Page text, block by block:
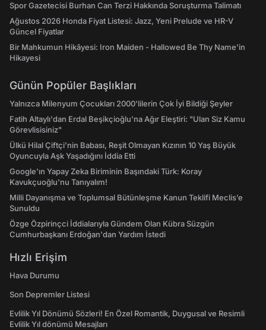
Spor Gazetecisi Burhan Can Terzi Hakkında Soruşturma Talimatı
Ağustos 2026 Honda Fiyat Listesi: Jazz, Yeni Prelude ve HR-V
Güncel Fiyatlar
Bir Mahkumun Hikâyesi: Iron Maiden - Hallowed Be Thy Name'in
Hikayesi
Günün Popüler Başlıkları
Yalnızca Milenyum Çocukları 2000'lilerin Çok İyi Bildiği Şeyler
Fatih Altaylı'dan Erdal Beşikçioğlu'na Ağır Eleştiri: "Ulan Siz Kamu
Görevlisisiniz"
Ülkü Hilal Çiftçi'nin Babası, Reşit Olmayan Kızının 10 Yaş Büyük
Oyuncuyla Aşk Yaşadığını İddia Etti
Google'ın Yapay Zeka Biriminin Başındaki Türk: Koray
Kavukçuoğlu'nu Tanıyalım!
Milli Dayanışma ve Toplumsal Bütünleşme Kanun Teklifi Meclis’e
Sunuldu
Özge Özpirinçci İddialarıyla Gündem Olan Kübra Süzgün
Cumhurbaşkanı Erdoğan'dan Yardım İstedi
Hızlı Erişim
Hava Durumu
Son Depremler Listesi
Evlilik Yıl Dönümü Sözleri! En Özel Romantik, Duygusal ve Resimli
Evlilik Yıl dönümü Mesajları